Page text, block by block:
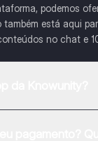
podemos
também está aqui
no chat e